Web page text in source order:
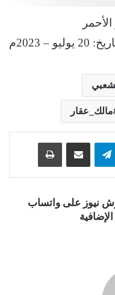
2023م
مالك_عقار
تيلقرام
نيوز على واتساب